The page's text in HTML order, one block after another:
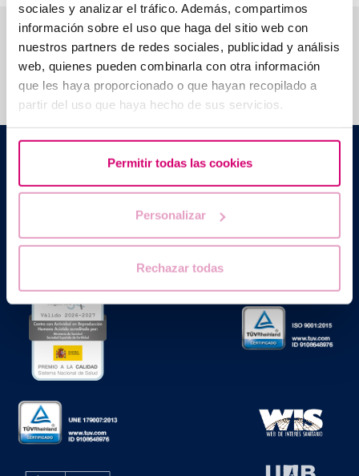
sociales y analizar el tráfico. Además, compartimos
información sobre el uso que haga del sitio web con
nuestros partners de redes sociales, publicidad y análisis
web, quienes pueden combinarla con otra información
que les haya proporcionado o que hayan recopilado a
partir del uso que haya hecho de sus servicios.
Permitir todas las cookies
Personalizar
Rechazar todas
Nous vous aidons à trouver les réponses à vos
questions
Edificio Planetarium
Escoles Pies, 103. 08017 Barcelona, España
Generalitat de Catalunya agréé comme Centre de Procréation
Médicalement Assistée sous le nº E08050604.